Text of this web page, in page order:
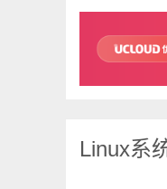
Linux系